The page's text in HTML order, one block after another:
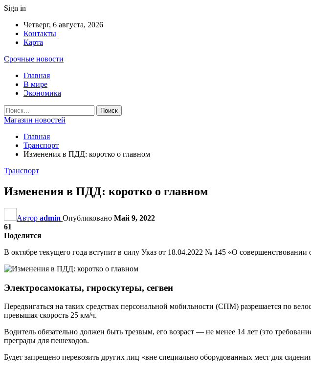
Sign in
Четверг, 6 августа, 2026
Контакты
Карта
Срочные новости
Главная
В мире
Экономика
Магазин новостей
Главная
Транспорт
Изменения в ПДД: коротко о главном
Транспорт
Изменения в ПДД: коротко о главном
Автор admin Опубликовано Май 9, 2022
61
Поделится
В октябре текущего года вступит в силу Указ от 18.04.2022 № 145 «О
Электросамокаты, гироскутеры, сегвеи
Передвигаться на таких средствах персональной мобильности (СПМ) разрешается по
превышая скорость 25 км/ч.
Водитель обязательно должен быть трезвым, его возраст — не менее 14 лет (это
преграды для пешеходов.
Будет запрещено перевозить других лиц «вне специально оборудованных мест для